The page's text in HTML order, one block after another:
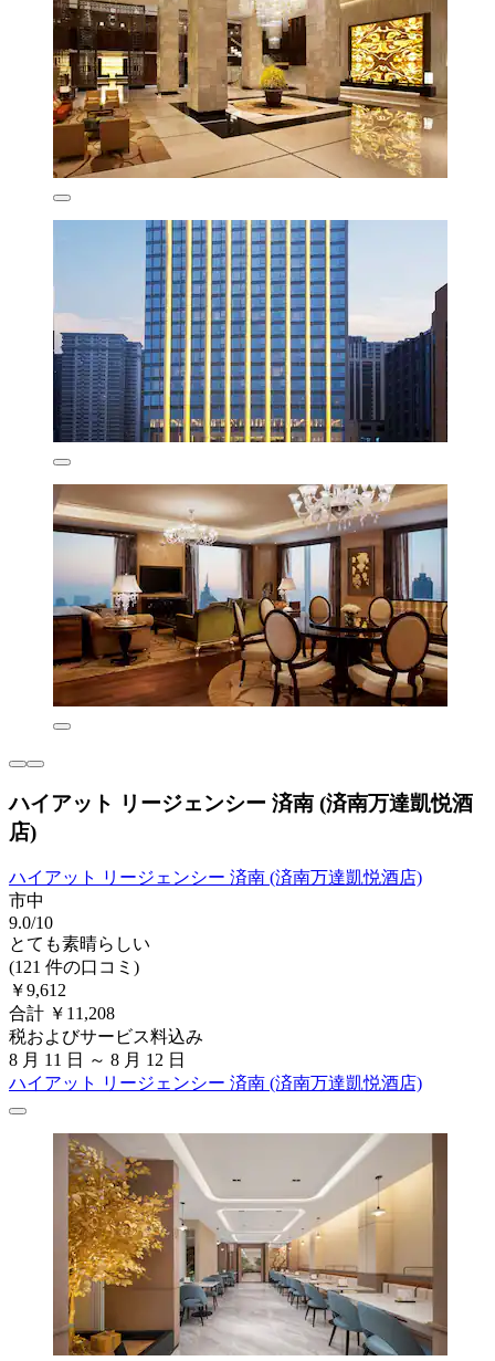
ハイアット リージェンシー 済南 (済南万達凱悦酒
店)
ハイアット リージェンシー 済南 (済南万達凱悦酒店)
市中
9.0/10
とても素晴らしい
(121 件の口コミ)
￥9,612
合計 ￥11,208
税およびサービス料込み
8 月 11 日 ～ 8 月 12 日
ハイアット リージェンシー 済南 (済南万達凱悦酒店)